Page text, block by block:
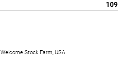
109
Welcome Stock Farm, USA